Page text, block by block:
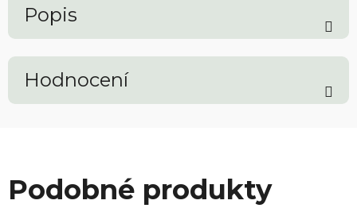
Popis
Hodnocení
Podobné produkty